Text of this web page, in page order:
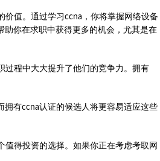
值。通过学习ccna，你将掌握网络设备
助你在求职中获得更多的机会，尤其是在
过程中大大提升了他们的竞争力。拥有
有ccna认证的候选人将更容易适应这些
得投资的选择。如果你正在考虑考取网